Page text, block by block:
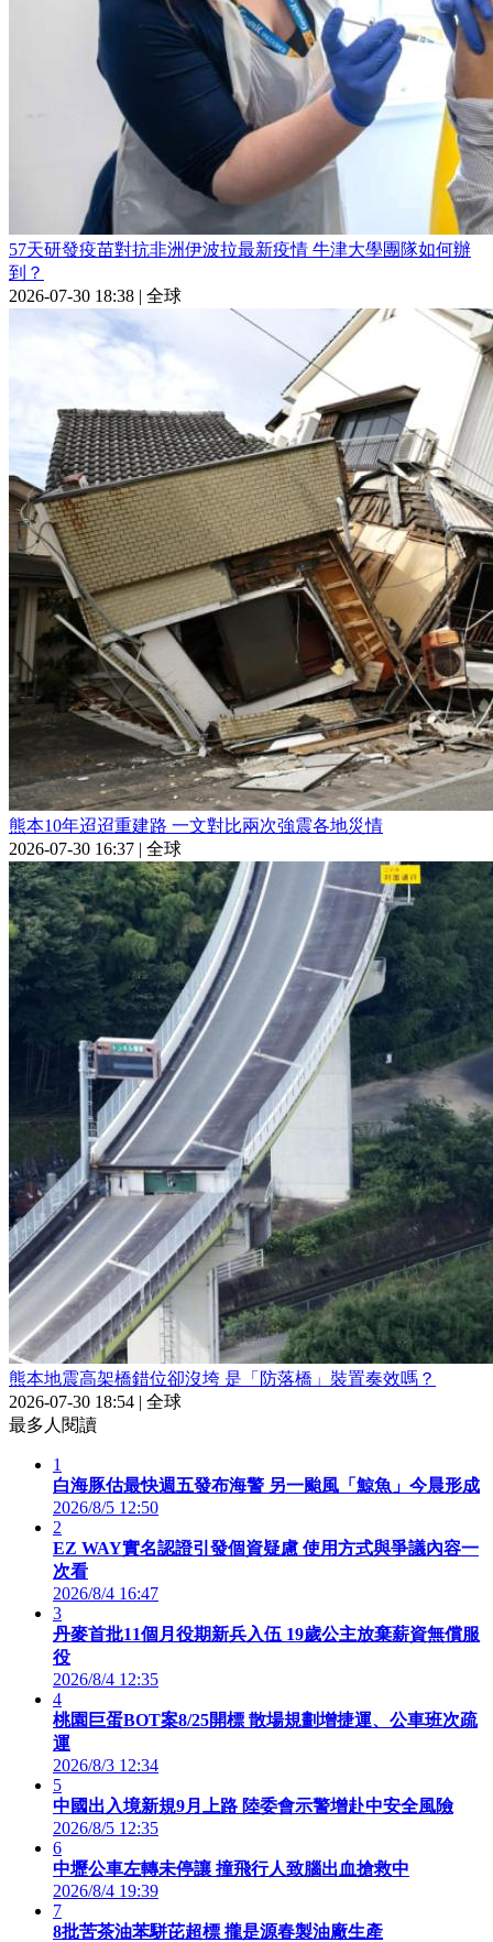
57天研發疫苗對抗非洲伊波拉最新疫情 牛津大學團隊如何辦
到？
2026-07-30 18:38 | 全球
熊本10年迢迢重建路 一文對比兩次強震各地災情
2026-07-30 16:37 | 全球
熊本地震高架橋錯位卻沒垮 是「防落橋」裝置奏效嗎？
2026-07-30 18:54 | 全球
最多人閱讀
1
白海豚估最快週五發布海警 另一颱風「鯨魚」今晨形成
2026/8/5 12:50
2
EZ WAY實名認證引發個資疑慮 使用方式與爭議內容一
次看
2026/8/4 16:47
3
丹麥首批11個月役期新兵入伍 19歲公主放棄薪資無償服
役
2026/8/4 12:35
4
桃園巨蛋BOT案8/25開標 散場規劃增捷運、公車班次疏
運
2026/8/3 12:34
5
中國出入境新規9月上路 陸委會示警增赴中安全風險
2026/8/5 12:35
6
中壢公車左轉未停讓 撞飛行人致腦出血搶救中
2026/8/4 19:39
7
8批苦茶油苯駢芘超標 攏是源春製油廠生產